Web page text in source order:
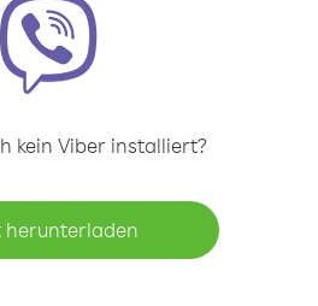
kein Viber installiert?
herunterladen